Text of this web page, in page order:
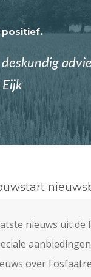
positief.
Eijk
nieuws uit de
over